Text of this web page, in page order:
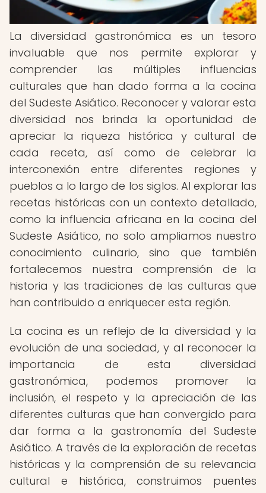
La diversidad gastronómica es un tesoro
invaluable que nos permite explorar y
comprender las múltiples influencias
culturales que han dado forma a la cocina
del Sudeste Asiático. Reconocer y valorar esta
diversidad nos brinda la oportunidad de
apreciar la riqueza histórica y cultural de
cada receta, así como de celebrar la
interconexión entre diferentes regiones y
pueblos a lo largo de los siglos. Al explorar las
recetas históricas con un contexto detallado,
como la influencia africana en la cocina del
Sudeste Asiático, no solo ampliamos nuestro
conocimiento culinario, sino que también
fortalecemos nuestra comprensión de la
historia y las tradiciones de las culturas que
han contribuido a enriquecer esta región.
La cocina es un reflejo de la diversidad y la
evolución de una sociedad, y al reconocer la
importancia de esta diversidad
gastronómica, podemos promover la
inclusión, el respeto y la apreciación de las
diferentes culturas que han convergido para
dar forma a la gastronomía del Sudeste
Asiático. A través de la exploración de recetas
históricas y la comprensión de su relevancia
cultural e histórica, construimos puentes